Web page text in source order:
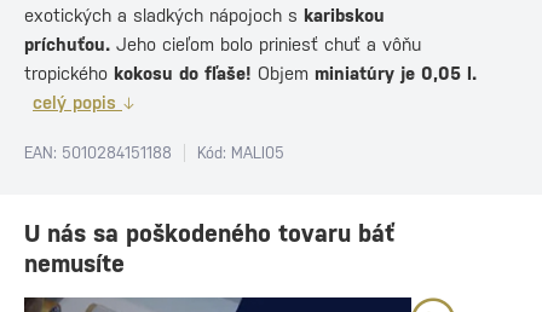
exotických a sladkých nápojoch s karibskou
príchuťou. Jeho cieľom bolo priniesť chuť a vôňu
tropického kokosu do fľaše! Objem miniatúry je 0,05 l.
celý popis
EAN: 5010284151188 Kód: MALI05
U nás sa poškodeného tovaru báť
nemusíte